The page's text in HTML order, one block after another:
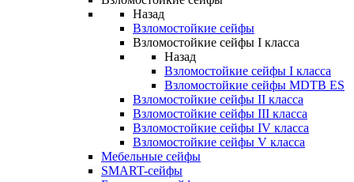
Назад
Взломостойкие сейфы
Взломостойкие сейфы I класса
Назад
Взломостойкие сейфы I класса
Взломостойкие сейфы MDTB ES
Взломостойкие сейфы II класса
Взломостойкие сейфы III класса
Взломостойкие сейфы IV класса
Взломостойкие сейфы V класса
Мебельные сейфы
SMART-сейфы